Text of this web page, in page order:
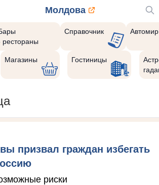
Молдова
рестораны
Справочник Автомир
Магазины Гостиницы
призвал граждан избегать
риски